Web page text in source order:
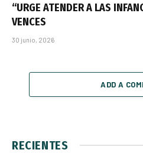
“URGE ATENDER A LAS
VENCES
30 junio, 2026
ADD A
RECIENTES